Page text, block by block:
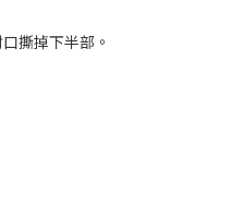
撕掉下半部。